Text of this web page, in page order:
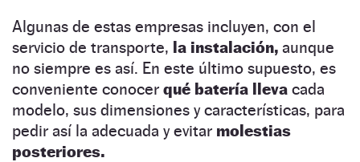
Algunas de estas empresas incluyen, con el
servicio de transporte, la instalación, aunque
no siempre es así. En este último supuesto, es
conveniente conocer qué batería lleva cada
modelo, sus dimensiones y características, para
pedir así la adecuada y evitar molestias
posteriores.